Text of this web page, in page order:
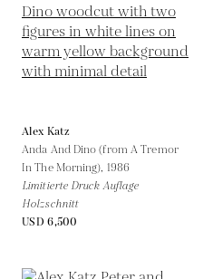
Alex Katz
Anda And Dino (from A Tremor
In The Morning), 1986
Limitierte Druck Auflage
Holzschnitt
USD 6,500